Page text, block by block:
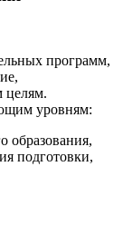
программ,
целям.
уровням:
образования,
подготовки,